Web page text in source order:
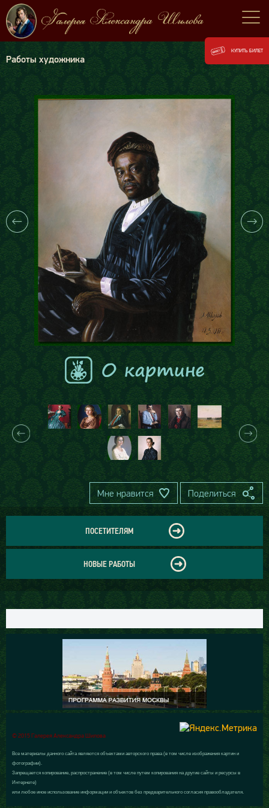
Работы художника
Мне нравится Поделиться
ПОСЕТИТЕЛЯМ
НОВЫЕ РАБОТЫ
© 2015 Галерея Александра Шилова
Все материалы данного сайта являются объектами авторского права (в том числе изображения картин и
фотографии).
Запрещается копирование, распространение (в том числе путем копирования на другие сайты и ресурсы в
Интернете)
или любое иное использование информации и объектов без предварительного согласия правообладателя.
КУПИТЬ БИЛЕТ